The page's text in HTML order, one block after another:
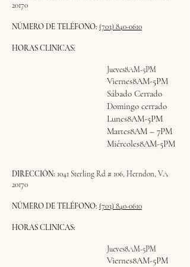
20170
NÚMERO DE TELÉFONO: (703) 840-0610
HORAS CLINICAS:
Jueves8AM-5PM
Viernes8AM-5PM
Sábado Cerrado
Domingo cerrado
Lunes8AM-5PM
Martes8AM – 7PM
Miércoles8AM-5PM
DIRECCIÓN: 1041 Sterling Rd # 106, Herndon, VA
20170
NÚMERO DE TELÉFONO: (703) 840-0610
HORAS CLINICAS:
Jueves8AM-5PM
Viernes8AM-5PM